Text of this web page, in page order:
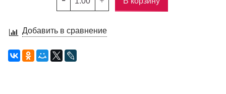
Добавить в сравнение